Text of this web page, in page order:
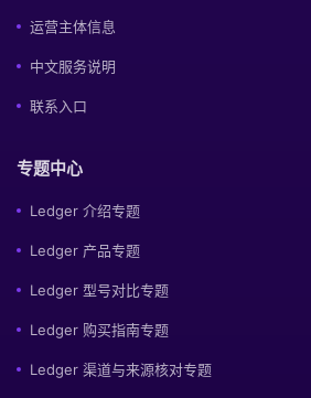
运营主体信息
中文服务说明
联系入口
专题中心
Ledger 介绍专题
Ledger 产品专题
Ledger 型号对比专题
Ledger 购买指南专题
Ledger 渠道与来源核对专题